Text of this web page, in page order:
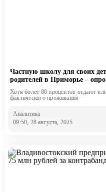
Частную школу для своих
родителей в Приморье –
Хотя более 80 процентов отдают
фактического проживания
Аналитика
09:50, 28 августа, 2025